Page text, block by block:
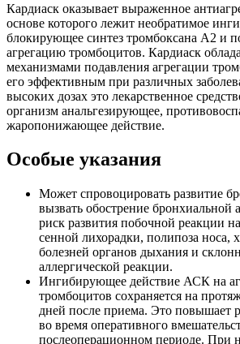
Кардиаск оказывает выраженное
основе которого лежит необратимое
блокирующее синтез тромбоксана А2 и
агрегацию тромбоцитов. Кардиаск
механизмами подавления агрегации
его эффективным при различных
высоких дозах это лекарственное
организм анальгезирующее,
жаропонижающее действие.
Особые указания
Может спровоцировать развитие
вызвать обострение
риск развития побочной реакции
сенной лихорадки, полипоза носа,
болезней органов дыхания и
аллергической реакции.
Ингибирующее действие АСК на
тромбоцитов сохраняется на
дней после приема. Это повышает
во время оперативного
послеоперационном периоде. При